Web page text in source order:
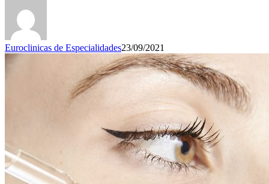
Euroclinicas de Especialidades23/09/2021